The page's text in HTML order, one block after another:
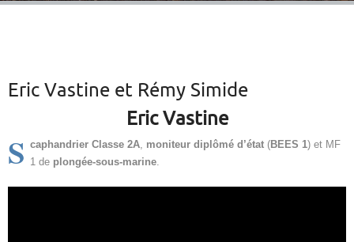
Eric Vastine et Rémy Simide
Eric Vastine
S caphandrier Classe 2A moniteur diplômé d’état (BEES 1) et MF
1 de plongée-sous-marine